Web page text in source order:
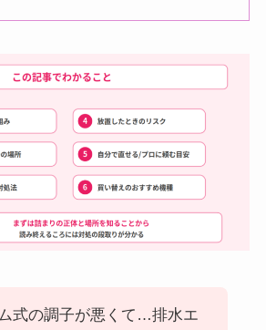
ム式の調子が悪くて…排水エ